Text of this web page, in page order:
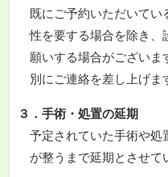
既にご予約いただいてい
性を要する場合を除き、
願いする場合がございま
別にご連絡を差し上げま
３．手術・処置の延期
予定されていた手術や処
が整うまで延期とさせて